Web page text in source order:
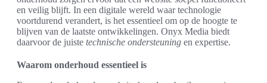
en veilig blijft. In een digitale wereld waar technologie
voortdurend verandert, is het essentieel om op de hoogte te
blijven van de laatste ontwikkelingen. Onyx Media biedt
daarvoor de juiste technische ondersteuning en expertise.
Waarom onderhoud essentieel is